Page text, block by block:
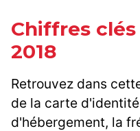
Chiffres
2018
Retrouvez dans
de la carte
d'hébergement, la